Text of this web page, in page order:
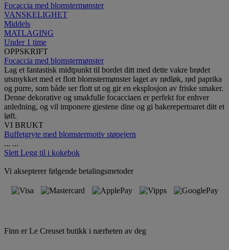
Focaccia med blomstermønster
VANSKELIGHET
Middels
MATLAGING
Under 1 time
OPPSKRIFT
Focaccia med blomstermønster
Lag et fantastisk midtpunkt til bordet ditt med dette vakre brødet
utsmykket med et flott blomstermønster laget av rødløk, rød paprika
og purre, som både ser flott ut og gir en eksplosjon av friske smaker.
Denne dekorative og smakfulle focacciaen er perfekt for enhver
anledning, og vil imponere gjestene dine og gi bakerepertoaret ditt et
løft.
VI BRUKT
Buffetgryte med blomstermotiv støpejern
... ...
Slett Legg til i kokebok
Vi aksepterer følgende betalingsmetoder
Finn er Le Creuset butikk i nærheten av deg